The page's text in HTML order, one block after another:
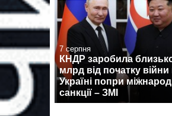
7 серпня
КНДР заробила
млрд від початку війни
Україні попри
санкції – ЗМІ